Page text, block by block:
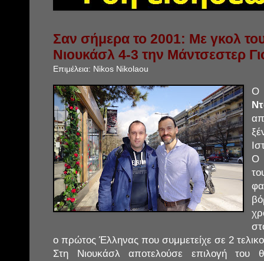
Σαν σήμερα το 2001: Με γκολ
Νιουκάσλ 4-3 την Μάντσεστερ
Επιμέλεια: Nikos Nikolaou
Ο
Ο
ο πρώτος Έλληνας που συμμετείχε σε 2
Στη Νιουκάσλ αποτελούσε επιλογή του